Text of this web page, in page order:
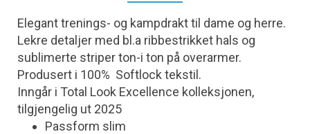
Elegant trenings- og kampdrakt til dame og herre.
Lekre detaljer med bl.a ribbestrikket hals og
sublimerte striper ton-i ton på overarmer.
Produsert i 100% Softlock tekstil.
Inngår i Total Look Excellence kolleksjonen,
tilgjengelig ut 2025
Passform slim